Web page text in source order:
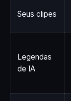
Seus clipes
Legendas
de IA